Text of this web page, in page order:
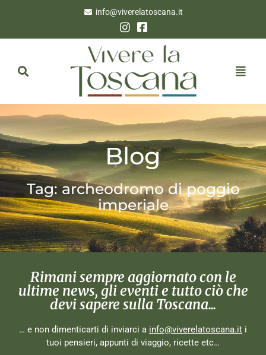
info@viverelatoscana.it
Blog
Tag: archeodromo di poggio
imperiale
Rimani sempre aggiornato con le
ultime news, gli eventi e tutto ciò che
devi sapere sulla Toscana...
… e non dimenticarti di inviarci a info@viverelatoscana.it i
tuoi pensieri, appunti di viaggio, ricette etc…